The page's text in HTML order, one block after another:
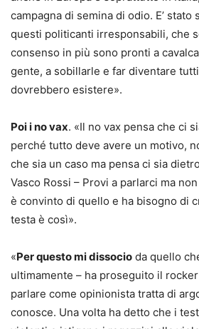
campagna di semina di odio. E’ stato
questi politicanti irresponsabili, che
consenso in più sono pronti a
gente, a sobillarle e far diventare
dovrebbero esistere».
Poi i no vax. «Il no vax pensa che ci
perché tutto deve avere un motivo,
che sia un caso ma pensa ci sia
Vasco Rossi – Provi a parlarci ma
è convinto di quello e ha bisogno di
testa è così».
«Per questo mi dissocio da quello
ultimamente – ha proseguito il
parlare come opinionista tratta di
conosce. Una volta ha detto che i